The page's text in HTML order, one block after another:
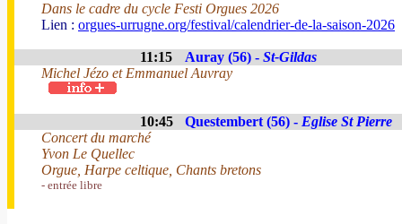
Dans le cadre du cycle Festi Orgues 2026
Lien : orgues-urrugne.org/festival/calendrier-de-la-saison-2026
11:15 Auray (56) - St-Gildas
Michel Jézo et Emmanuel Auvray
10:45 Questembert (56) - Eglise St Pierre
Concert du marché
Yvon Le Quellec
Orgue, Harpe celtique, Chants bretons
- entrée libre